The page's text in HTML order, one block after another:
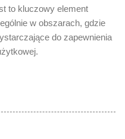
to kluczowy element
w obszarach, gdzie
do zapewnienia